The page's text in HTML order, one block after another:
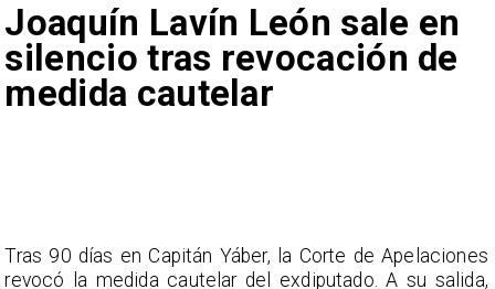
Joaquín Lavín León sale en
silencio tras revocación de
medida cautelar
Tras 90 días en Capitán Yáber, la Corte de Apelaciones
revocó la medida cautelar del exdiputado. A su salida,